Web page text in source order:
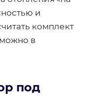
и
комплект
в
под